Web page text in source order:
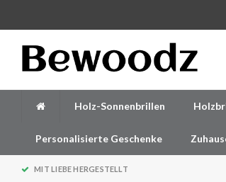
Holz-Sonnenbrillen
Personalisierte Geschenke
MIT LIEBE HERGESTELLT